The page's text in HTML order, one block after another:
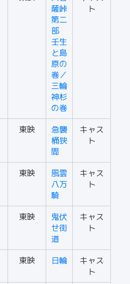
薩峠
第二
部
壬生
と島
原の
巻／
三輪
神杉
の巻
ト
東映
急襲
桶狭
間
キャス
ト
東映
風雲
八万
騎
キャス
ト
東映
鬼伏
せ街
道
キャス
ト
東映 日輪
キャス
ト